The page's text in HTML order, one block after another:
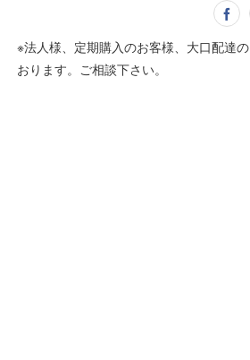
※法人様、定期購入のお客様、大口配達
おります。ご相談下さい。